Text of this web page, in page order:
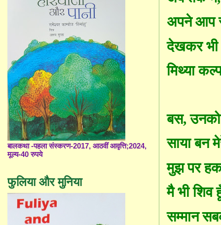
अपने आप
देखकर
मिथ्या
बस,
साया बन
मुझ पर
मै भी शिव
सम्मान
बालकथा -पहला संस्करण-2017, आठवीं आवृत्ति;2024,
मूल्य-40 रुपये
फुलिया और मुनिया